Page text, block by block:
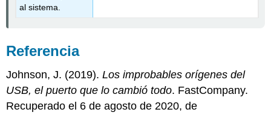
al sistema.
Referencia
Johnson, J. (2019).Los improbables orígenes del
USB, el puerto que lo cambió todo. FastCompany.
Recuperado el 6 de agosto de 2020, de